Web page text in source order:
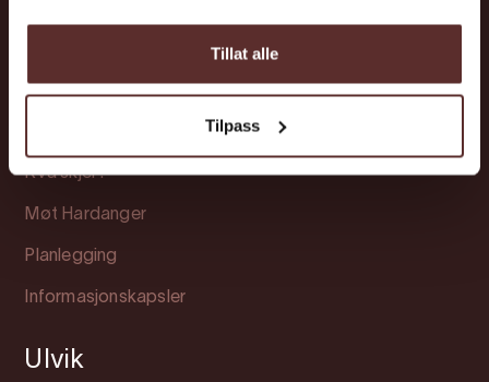
Tillat alle
Tilpass
Opplevingar
Kva skjer?
Møt Hardanger
Planlegging
Informasjonskapsler
Ulvik